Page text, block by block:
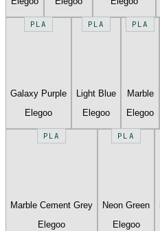
PLA
Galaxy Purple
Elegoo
PLA
Light Blue
Elegoo
PLA
Marble
Elegoo
PLA
Marble Cement Grey
Elegoo
PLA
Neon Green
Elegoo